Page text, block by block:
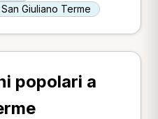
Giuliano Terme
popolari a